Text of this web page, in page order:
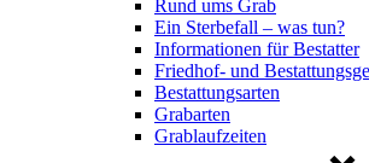
Rund ums Grab
Ein Sterbefall – was tun?
Informationen für Bestatter
Friedhof- und
Bestattungsarten
Grabarten
Grablaufzeiten